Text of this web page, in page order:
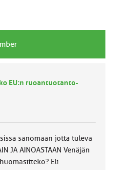
EU:n ruoantuotanto-
sanomaan jotta tuleva
JA AINOASTAAN Venäjän
Eli